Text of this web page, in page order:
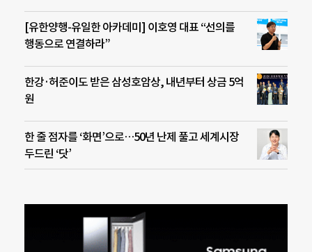
[유한양행-유일한 아카데미] 이호영 대표 “선의를
행동으로 연결하라”
한강·허준이도 받은 삼성호암상, 내년부터 상금 5억
원
한 줄 점자를 ‘화면’으로…50년 난제 풀고 세계시장
두드린 ‘닷’